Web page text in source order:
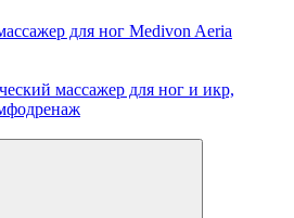
для ног Medivon Aeria